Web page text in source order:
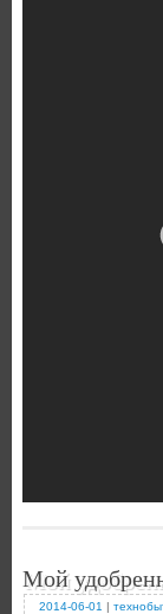
Мой
2014-06-01 |